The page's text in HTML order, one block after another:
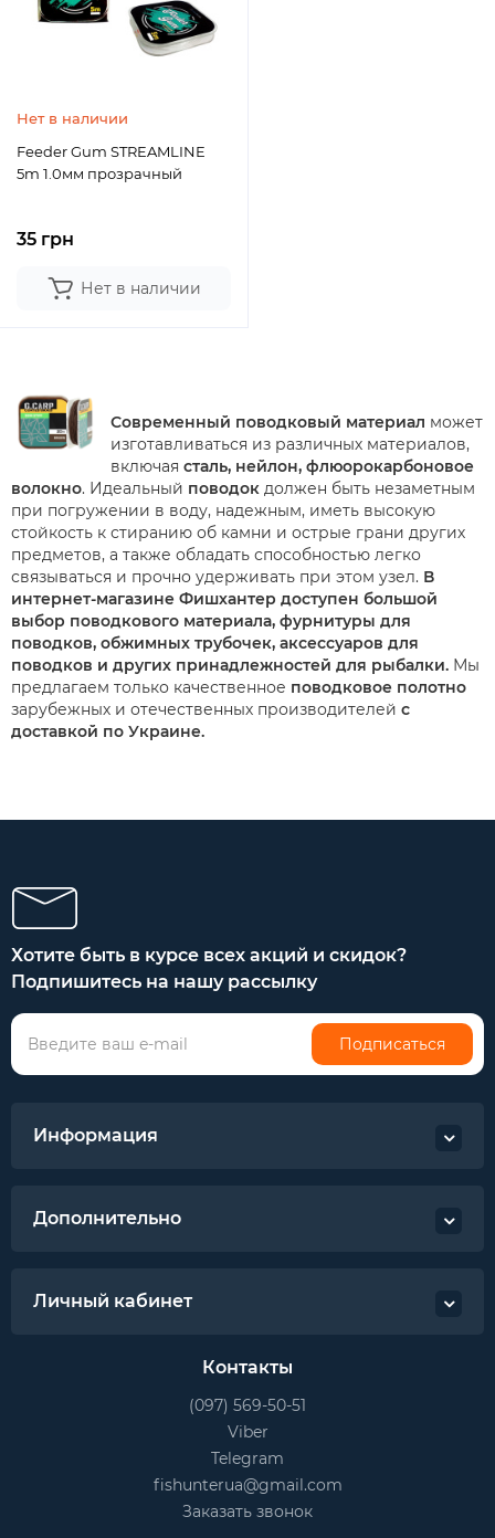
Нет в наличии
Feeder Gum STREAMLINE
5m 1.0мм прозрачный
35 грн
Нет в наличии
Современный поводковый материал может
изготавливаться из различных материалов,
включая сталь, нейлон, флюорокарбоновое
волокно. Идеальный поводок должен быть незаметным
при погружении в воду, надежным, иметь высокую
стойкость к стиранию об камни и острые грани других
предметов, а также обладать способностью легко
связываться и прочно удерживать при этом узел. В
интернет-магазине Фишхантер доступен большой
выбор поводкового материала, фурнитуры для
поводков, обжимных трубочек, аксессуаров для
поводков и других принадлежностей для рыбалки. Мы
предлагаем только качественное поводковое полотно
зарубежных и отечественных производителей с
доставкой по Украине.
Хотите быть в курсе всех акций и скидок?
Подпишитесь на нашу рассылку
Подписаться
Информация
Дополнительно
Личный кабинет
Контакты
(097) 569-50-51
Viber
Telegram
fishunterua@gmail.com
Заказать звонок